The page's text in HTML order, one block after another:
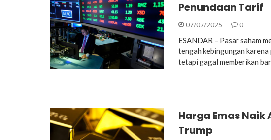
Penundaan Tarif
07/07/2025 0
ESANDAR – Pasar saham
tengah kebingungan
tetapi gagal memberikan
Harga Emas
Trump